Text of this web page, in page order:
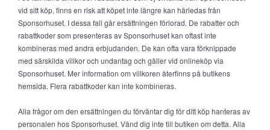
vid sitt köp, finns en risk att köpet inte längre kan härledas från
Sponsorhuset. I dessa fall går ersättningen förlorad. De rabatter och
rabattkoder som presenteras av Sponsorhuset kan oftast inte
kombineras med andra erbjudanden. De kan ofta vara förknippade
med särskilda villkor och undantag och gäller vid onlineköp via
Sponsorhuset. Mer information om villkoren återfinns på butikens
hemsida. Flera rabattkoder kan inte kombineras.
Alla frågor om den ersättningen du förväntar dig för ditt köp hanteras av
personalen hos Sponsorhuset. Vänd dig inte till butiken om detta. Alla